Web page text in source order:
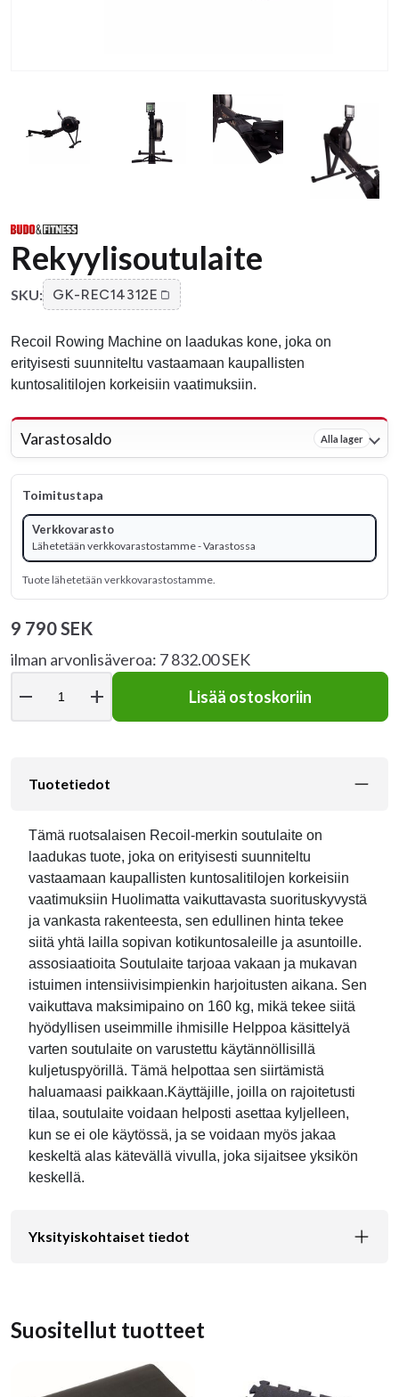
Rekyylisoutulaite
SKU: GK-REC14312E
Recoil Rowing Machine on laadukas kone, joka on
erityisesti suunniteltu vastaamaan kaupallisten
kuntosalitilojen korkeisiin vaatimuksiin.
Varastosaldo Alla lager
Toimitustapa
Verkkovarasto
Lähetetään verkkovarastostamme - Varastossa
Tuote lähetetään verkkovarastostamme.
9 790 SEK
ilman arvonlisäveroa: 7 832.00 SEK
remove add Lisää ostoskoriin
Tuotetiedot
Tämä ruotsalaisen Recoil-merkin soutulaite on
laadukas tuote, joka on erityisesti suunniteltu
vastaamaan kaupallisten kuntosalitilojen korkeisiin
vaatimuksiin Huolimatta vaikuttavasta suorituskyvystä
ja vankasta rakenteesta, sen edullinen hinta tekee
siitä yhtä lailla sopivan kotikuntosaleille ja asuntoille.
assosiaatioita Soutulaite tarjoaa vakaan ja mukavan
istuimen intensiivisimpienkin harjoitusten aikana. Sen
vaikuttava maksimipaino on 160 kg, mikä tekee siitä
hyödyllisen useimmille ihmisille Helppoa käsittelyä
varten soutulaite on varustettu käytännöllisillä
kuljetuspyörillä. Tämä helpottaa sen siirtämistä
haluamaasi paikkaan.Käyttäjille, joilla on rajoitetusti
tilaa, soutulaite voidaan helposti asettaa kyljelleen,
kun se ei ole käytössä, ja se voidaan myös jakaa
keskeltä alas kätevällä vivulla, joka sijaitsee yksikön
keskellä.
Yksityiskohtaiset tiedot
Suositellut tuotteet